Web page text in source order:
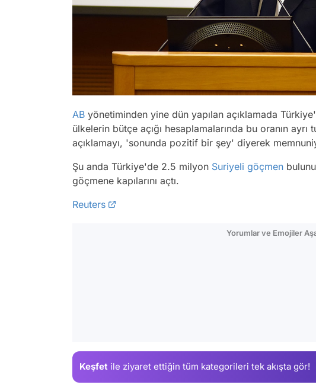
AB yönetiminden yine dün yapılan açıklamada
ülkelerin bütçe açığı hesaplamalarında bu oranın
açıklamayı, 'sonunda pozitif bir şey' diyerek
Şu anda Türkiye'de 2.5 milyon Suriyeli göçmen
göçmene kapılarını açtı.
Reuters
Yorumlar ve Emojiler
Keşfet ile ziyaret ettiğin tüm kategorileri tek akışta gör!